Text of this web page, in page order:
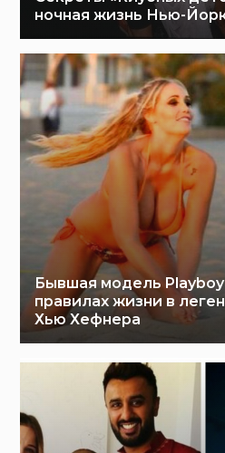
ночная жизнь Нью-
Бывшая модель Playboy
правилах жизни в
Хью Хефнера